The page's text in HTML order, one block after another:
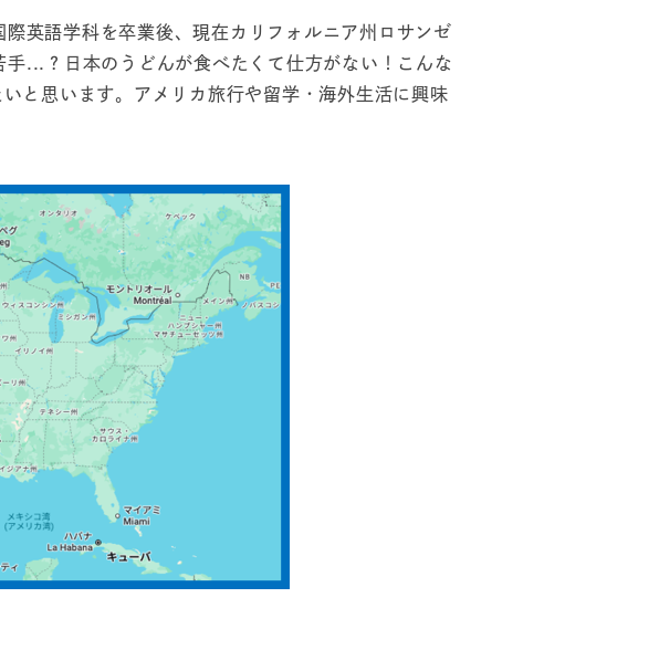
英語学科を卒業後、現在カリフォルニア州ロサンゼ
...？日本のうどんが食べたくて仕方がない！こんな
と思います。アメリカ旅行や留学・海外生活に興味